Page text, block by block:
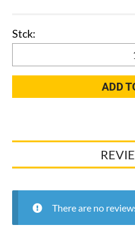
2273-
COMPACT-
eindrähtige
100
Stck
Packung
quantity
ADD
There are no